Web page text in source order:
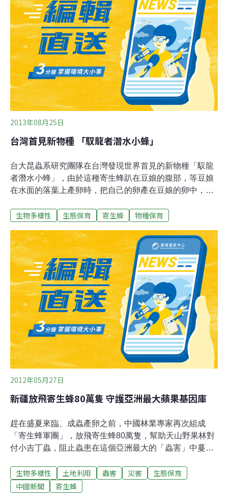
卵寄生蜂所需的自動化機械，增加生產效率。花蓮農改場
表示，寄生蜂已投入大量生產階段，目前也研發各種防治
方式，發生疫情田區由政府補助化學藥劑控制疫情，有機
或友善種植玉米農戶藥劑，則多使用較安全無殘毒又環保
的植物保護劑蘇力菌。
2013年08月25日
台灣首見新物種 「馭龍者潛水小蜂」
台大昆蟲系研究團隊在台灣發現世界首見的新物種「馭龍
者潛水小蜂」，由於這種寄生蜂趴在豆娘的腹部，等豆娘
在水面的落葉上產卵時，把自己的卵產在豆娘的卵中，藉
「馭龍者潛水小蜂」（Hydrophylita emporos）。台大昆
疑惑，首次證實豆娘這類蜻蛉目昆蟲和小蜂有「移動共生
行為」。這項發現2013年7月底發表在國際生物學期刊
「PloS One」，台大昆蟲所博士生施圓通居首功，掛名第
1作者；「國家地理雜誌」等知名科普期刊也隨後報導。
施圓通指出，豆娘和蜻蜓都屬於蜻蛉目，百年來，科學家
假設，可能有寄生蜂攀附在豆娘身上，跟著到水面的落葉
上產卵，形成「移動共生」，但一直沒被證實。施圓通表
示，系上的研究團隊近年來與大英自然歷史博物館合作研
究小蜂的分類，經博物館協助鑑定，確認台大團隊發現全
球新物種，這也是亞洲
生物多樣性 生態保育 寄生蜂 物種保育
2012年05月27日
新疆放飛寄生蜂80萬隻 守護亞洲最大蘋果基因庫
趕在盛夏來臨、成蟲產卵之前，中國林業專家再次組成
「寄生蜂軍團」，放飛寄生蜂80萬隻，幫助天山野果林對
付小吉丁蟲，阻止蟲患在這個亞洲最大的「蟲害」中蔓
造成果樹皮層乾裂，造成枝葉枯死，嚴重的造成整株樹木
死亡。)據新疆伊犁哈薩克自治州林業局調查，自上世紀九
生物多樣性 土地利用 蟲害 災害
生態保育
中國新聞
寄生蜂